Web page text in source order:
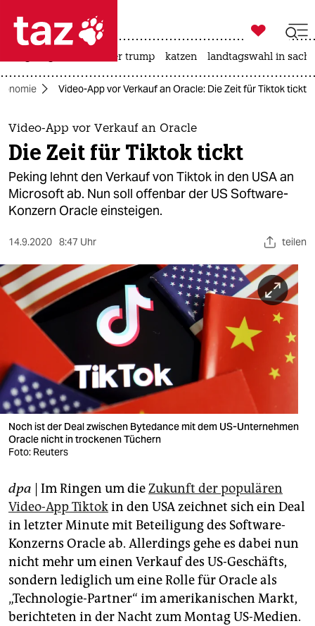
 taz zahl ich
taz zahl ich
themen
politik
öko
sport
berlin
wahrheit
verlag
verlag
shop
fragen & hilfe
unterstützen
abo
genossenschaft

taz zahl ich
usa unter trump katzen landtagswahl in
Video-App vor Verkauf an Oracle: Die Zeit für Tiktok tickt
Video-App vor Verkauf an Oracle
Die Zeit für Tiktok tickt
Peking lehnt den Verkauf von Tiktok in den USA an
Microsoft ab. Nun soll offenbar der US Software-
Konzern Oracle einsteigen.
14.9.2020 8:47 Uhr teilen
Noch ist der Deal zwischen Bytedance mit dem US-Unternehmen
Oracle nicht in trockenen Tüchern
Foto: Reuters
dpa | Im Ringen um dieZukunft der populären
Video-App Tiktokin den USA zeichnet sich ein Deal
in letzter Minute mit Beteiligung des Software-
Konzerns Oracle ab. Allerdings gehe es dabei nun
nicht mehr um einen Verkauf des US-Geschäfts,
sondern lediglich um eine Rolle für Oracle als
„Technologie-Partner“ im amerikanischen Markt,
berichteten in der Nacht zum Montag US-Medien.